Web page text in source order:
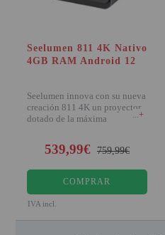
Seelumen 811 4K Nativo
4GB RAM Android 12
Seelumen innova con su nueva
creación 811 4K un proyector
dotado de la máxima
+
539,99€ 759,99€
COMPRAR
IVA incl.